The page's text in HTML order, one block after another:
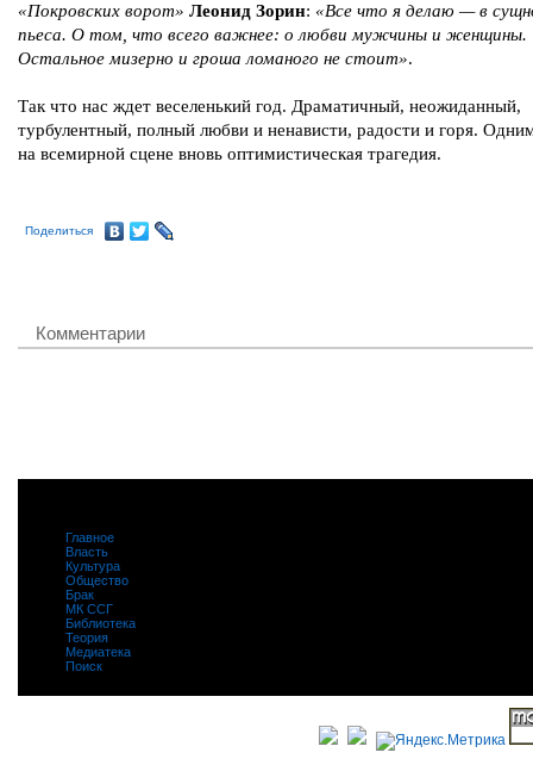
«Покровских ворот» Леонид Зорин: «Все что я делаю — в
пьеса. О том, что всего важнее: о любви мужчины и женщины.
Остальное мизерно и гроша ломаного не стоит».
Так что нас ждет веселенький год. Драматичный, неожиданный,
турбулентный, полный любви и ненависти, радости и горя.
на всемирной сцене вновь оптимистическая трагедия.
Поделиться
Комментарии
Главное
Власть
Культура
Общество
Брак
МК ССГ
Библиотека
Теория
Медиатека
Поиск